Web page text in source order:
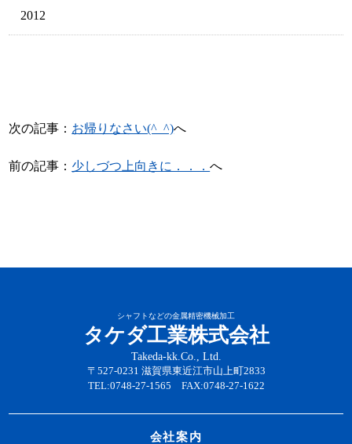
2012
次の記事： お帰りなさい(^_^)へ
前の記事： 少しづつ上向きに．．．へ
シャフトなどの金属精密機械加工
タケダ工業株式会社
Takeda-kk.Co., Ltd.
〒527-0231 滋賀県東近江市山上町2833
TEL:0748-27-1565 FAX:0748-27-1622
会社案内